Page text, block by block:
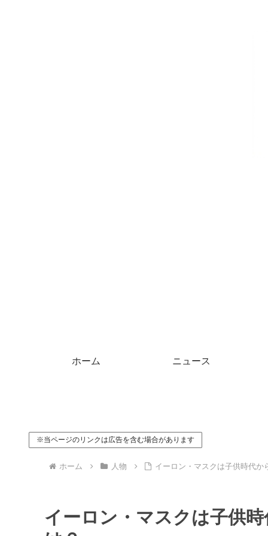
ホーム ニュース
※当ページのリンクは広告を含む場合があります
ホーム 人物 イーロン・マスクは子供時代
イーロン・マスクは子供